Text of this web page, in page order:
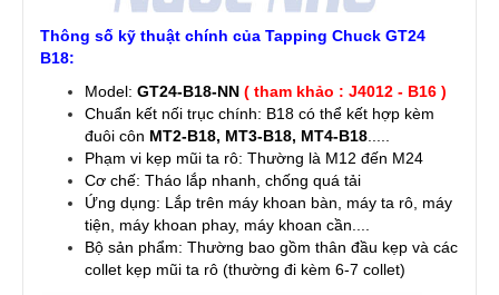
Thông số kỹ thuật chính của Tapping Chuck GT24
B18:
Model: GT24-B18-NN ( tham khảo : J4012 - B16 )
Chuẩn kết nối trục chính: B18 có thể kết hợp kèm
đuôi côn MT2-B18, MT3-B18, MT4-B18
Phạm vi kẹp mũi ta rô: Thường là M12 đến M24
Cơ chế: Tháo lắp nhanh, chống quá tải
Ứng dụng: Lắp trên máy khoan bàn, máy ta rô, máy
tiện, máy khoan phay, máy khoan cần....
Bộ sản phẩm: Thường bao gồm thân đầu kẹp và các
collet kẹp mũi ta rô (thường đi kèm 6-7 collet)​